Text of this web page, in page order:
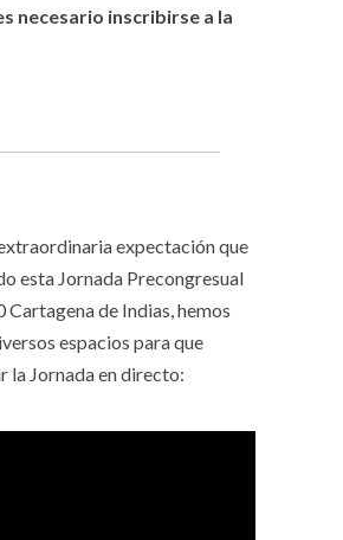
necesario inscribirse a la
expectación que
esta Jornada Precongresual
Cartagena de Indias, hemos
espacios para que
la Jornada en directo: